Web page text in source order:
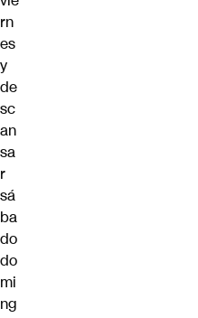
rn
es
y
de
sc
an
sa
r
sá
ba
do
do
mi
ng